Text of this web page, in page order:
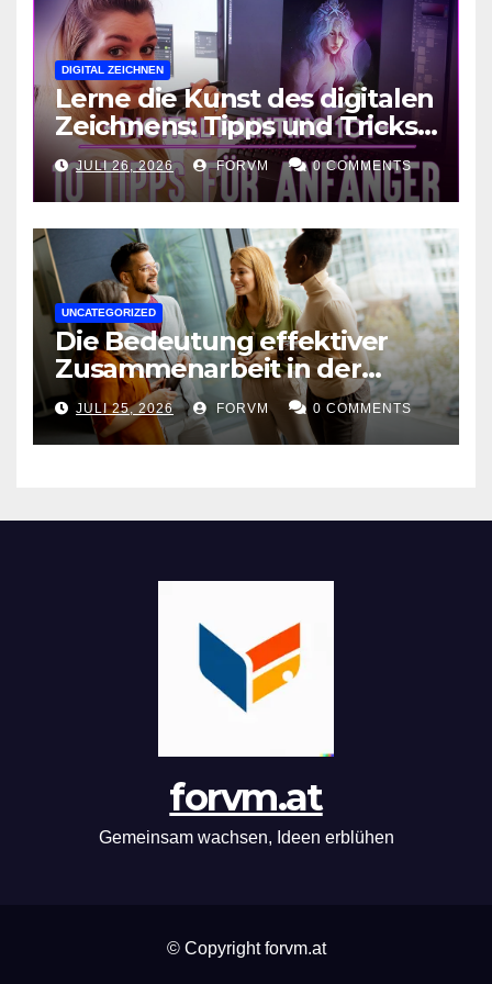
DIGITAL ZEICHNEN
Lerne die Kunst des digitalen
Zeichnens: Tipps und Tricks
für kreative Ausdruckskunst
JULI 26, 2026 FORVM 0 COMMENTS
UNCATEGORIZED
Die Bedeutung effektiver
Zusammenarbeit in der
Arbeitswelt
JULI 25, 2026 FORVM 0 COMMENTS
forvm.at
Gemeinsam wachsen, Ideen erblühen
© Copyright forvm.at